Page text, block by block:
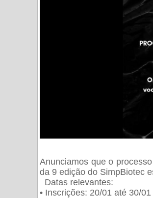
Anunciamos que o
da 9 edição do SimpBiotec
Datas relevantes:
• Inscrições: 20/01 até 30/01